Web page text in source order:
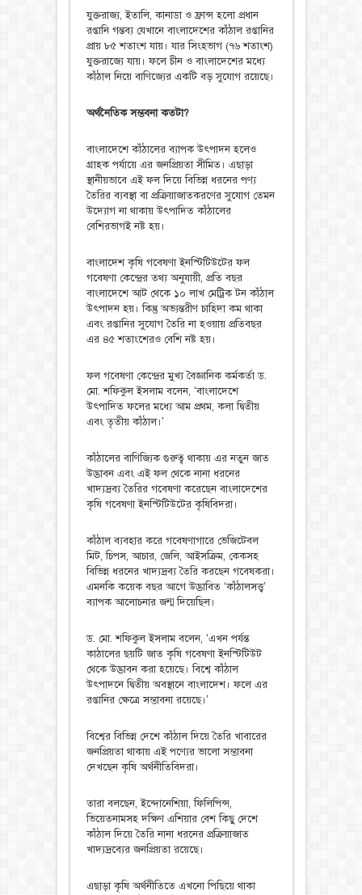
যুক্তরাজ্য, ইতালি, কানাডা ও ফ্রান্স হলো প্রধান
রপ্তানি গন্তব্য যেখানে বাংলাদেশের কাঁঠাল রপ্তানির
প্রায় ৮৫ শতাংশ যায়। যার সিংহভাগ (৭৬ শতাংশ)
যুক্তরাজ্যে যায়। ফলে চীন ও বাংলাদেশের মধ্যে
কাঁঠাল নিয়ে বাণিজ্যের একটি বড় সুযোগ রয়েছে।
অর্থনৈতিক সম্ভবনা কতটা?
বাংলাদেশে কাঁঠালের ব্যাপক উৎপাদন হলেও
গ্রাহক পর্যায়ে এর জনপ্রিয়তা সীমিত। এছাড়া
স্থানীয়ভাবে এই ফল দিয়ে বিভিন্ন ধরনের পণ্য
তৈরির ব্যবস্থা বা প্রক্রিয়াজাতকরণের সুযোগ তেমন
উদ্যোগ না থাকায় উৎপাদিত কাঁঠালের
বেশিরভাগই নষ্ট হয়।
বাংলাদেশ কৃষি গবেষণা ইনস্টিটিউটের ফল
গবেষণা কেন্দ্রের তথ্য অনুযায়ী, প্রতি বছর
বাংলাদেশে আট থেকে ১০ লাখ মেট্রিক টন কাঁঠাল
উৎপাদন হয়। কিন্তু অভ্যন্তরীণ চাহিদা কম থাকা
এবং রপ্তানির সুযোগ তৈরি না হওয়ায় প্রতিবছর
এর ৪৫ শতাংশেরও বেশি নষ্ট হয়।
ফল গবেষণা কেন্দ্রের মুখ্য বৈজ্ঞানিক কর্মকর্তা ড.
মো. শফিকুল ইসলাম বলেন, ‘বাংলাদেশে
উৎপাদিত ফলের মধ্যে আম প্রথম, কলা দ্বিতীয়
এবং তৃতীয় কাঁঠাল।’
কাঁঠালের বাণিজ্যিক গুরুত্ব থাকায় এর নতুন জাত
উদ্ভাবন এবং এই ফল থেকে নানা ধরনের
খাদ্যদ্রব্য তৈরির গবেষণা করেছেন বাংলাদেশের
কৃষি গবেষণা ইনস্টিটিউটের কৃষিবিদরা।
কাঁঠাল ব্যবহার করে গবেষণাগারে ভেজিটেবল
মিট, চিপস, আচার, জেলি, আইসক্রিম, কেকসহ
বিভিন্ন ধরনের খাদ্যদ্রব্য তৈরি করছেন গবেষকরা।
এমনকি কয়েক বছর আগে উদ্ভাবিত ‘কাঁঠালসত্ত্ব’
ব্যাপক আলোচনার জন্ম দিয়েছিল।
ড. মো. শফিকুল ইসলাম বলেন, ‘এখন পর্যন্ত
কাঠালের ছয়টি জাত কৃষি গবেষণা ইনস্টিটিউট
থেকে উদ্ভাবন করা হয়েছে। বিশ্বে কাঁঠাল
উৎপাদনে দ্বিতীয় অবস্থানে বাংলাদেশ। ফলে এর
রপ্তানির ক্ষেত্রে সম্ভাবনা রয়েছে।’
বিশ্বের বিভিন্ন দেশে কাঁঠাল দিয়ে তৈরি খাবারের
জনপ্রিয়তা থাকায় এই পণ্যের ভালো সম্ভাবনা
দেখছেন কৃষি অর্থনীতিবিদরা।
তারা বলছেন, ইন্দোনেশিয়া, ফিলিপিন্স,
ভিয়েতনামসহ দক্ষিণ এশিয়ার বেশ কিছু দেশে
কাঁঠাল দিয়ে তৈরি নানা ধরনের প্রক্রিয়াজাত
খাদ্যদ্রব্যের জনপ্রিয়তা রয়েছে।
এছাড়া কৃষি অর্থনীতিতে এখনো পিছিয়ে থাকা